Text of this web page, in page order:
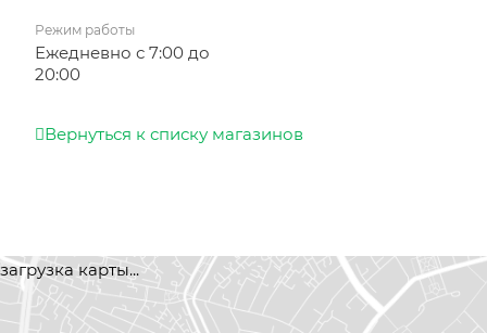
Режим работы
Ежедневно с 7:00 до
20:00
Вернуться к списку магазинов
загрузка карты...